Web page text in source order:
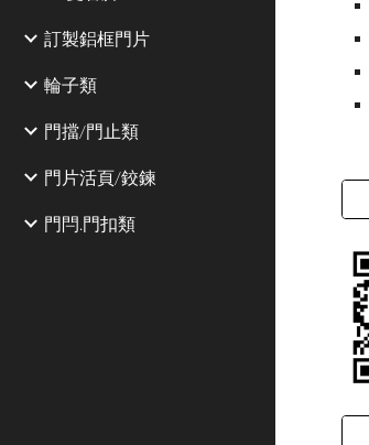
訂製鋁框門片
輪子類
門擋/門止類
門片活頁/鉸鍊
門閂.門扣類